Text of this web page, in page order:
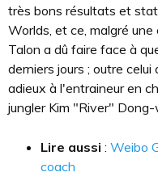
très bons résultats et
Worlds, et ce, malgré
Talon a dû faire face à
derniers jours ; outre
adieux à l'entraineur en
jungler Kim "River"
Lire aussi : Weibo
coach